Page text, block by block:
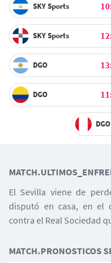
MATCH.PRONOSTICOS
SKY Sports
SKY Sports
DGO
DGO
DGO
El Sevilla viene de
disputó en casa, en el
contra el Real Sociedad